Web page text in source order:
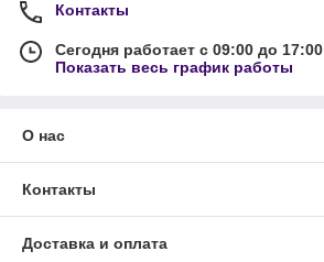
Контакты
Сегодня работает с 09:00 до 17:00
Показать весь график работы
О нас
Контакты
Доставка и оплата